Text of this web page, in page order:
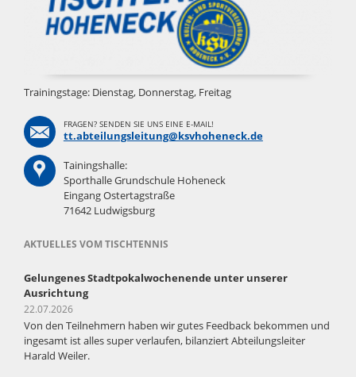
Trainingstage: Dienstag, Donnerstag, Freitag
FRAGEN? SENDEN SIE UNS EINE E-MAIL!
tt.abteilungsleitung@ksvhoheneck.de
Tainingshalle:
Sporthalle Grundschule Hoheneck
Eingang Ostertagstraße
71642 Ludwigsburg
AKTUELLES VOM TISCHTENNIS
Gelungenes Stadtpokalwochenende unter unserer
Ausrichtung
22.07.2026
Von den Teilnehmern haben wir gutes Feedback bekommen und
ingesamt ist alles super verlaufen, bilanziert Abteilungsleiter
Harald Weiler.